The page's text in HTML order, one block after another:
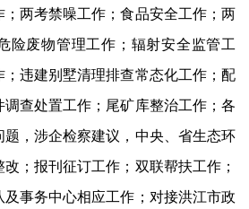
两考禁噪工作；食品安全工作；两
险废物管理工作；辐射安全监管工
违建别墅清理排查常态化工作；配
查处置工作；尾矿库整治工作；各
，涉企检察建议，中央、省生态环
；报刊征订工作；双联帮扶工作；
事务中心相应工作；对接洪江市政